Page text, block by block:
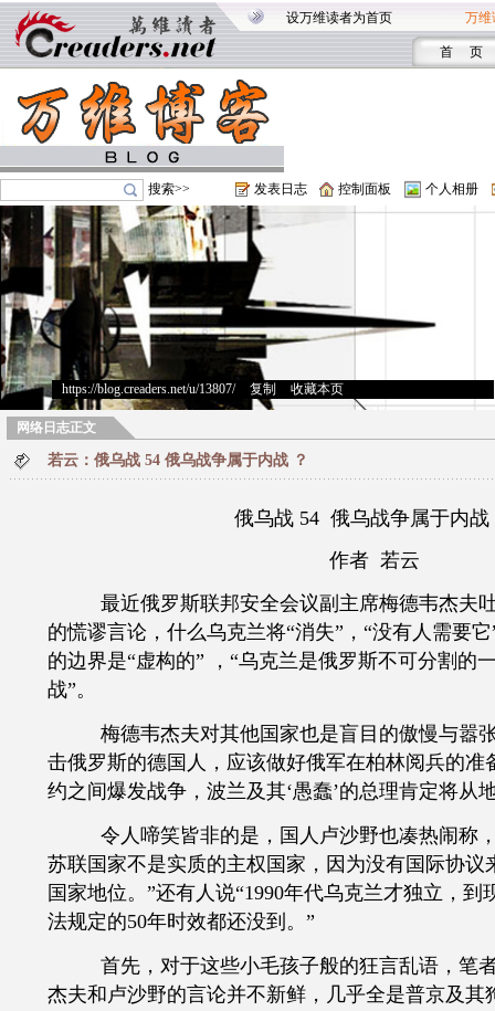
设万维读者为首页 万维
首 页
搜索>> 发表日志 控制面板 个人相册
https://blog.creaders.net/u/13807/> 复制 收藏本页
网络日志正文
若云：俄乌战 54 俄乌战争属于内战 ？
俄乌战54 俄乌战争属于内战
作者 若云
最近俄罗斯联邦安全会议副主席梅德韦杰夫
的慌谬言论，什么乌克兰将“消失”，“没有人需要
的边界是“虚构的” ，“乌克兰是俄罗斯不可分割的
战”。
梅德韦杰夫对其他国家也是盲目的傲慢与嚣
击俄罗斯的德国人，应该做好俄军在柏林阅兵的准
约之间爆发战争，波兰及其‘愚蠢’的总理肯定将从
令人啼笑皆非的是，国人卢沙野也凑热闹称
苏联国家不是实质的主权国家，因为没有国际协议
国家地位。”还有人说“1990年代乌克兰才独立，到
法规定的50年时效都还没到。”
首先，对于这些小毛孩子般的狂言乱语，笔
杰夫和卢沙野的言论并不新鲜，几乎全是普京及其